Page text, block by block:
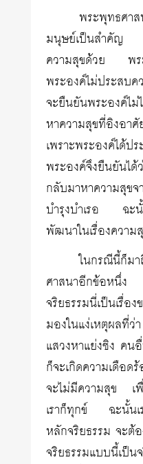
พระพุทธศา
มนุษย์เป็นสำคัญ
ความสุขด้วย พร
พระองค์ไม่ประสบ
จะยืนยันพระองค์ไม่
หาความสุขที่อิงอา
เพราะพระองค์ได้
พระองค์จึงยืนยันไ
กลับมาหาความสุขจ
บำรุงบำเรอ ฉะนั้
พัฒนาในเรื่องความ
ในกรณีนี้ก็ม
ศาสนาอีกข้อหนึ่
จริยธรรมนี่เป็นเรื่อ
มองในแง่เหตุผลที่ว่
แสวงหาแย่งชิง คน
ก็จะเกิดความเดือ
จะไม่มีความสุข เ
เราก็ทุกข์ ฉะนั้นเ
หลักจริยธรรม จะต้
จริยธรรมแบบนี้เป็น